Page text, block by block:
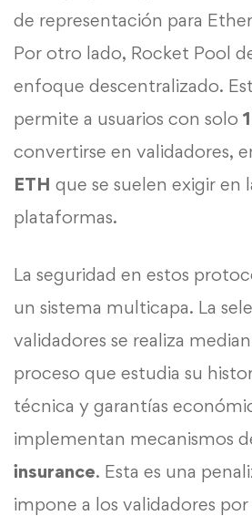
de representación para
Por otro lado, Rocket Pool
enfoque descentralizado.
permite a usuarios con solo
convertirse en validadores,
ETH que se suelen exigir en
plataformas.
La seguridad en estos
un sistema multicapa. La
validadores se realiza
proceso que estudia su
técnica y garantías
implementan mecanismos
insurance. Esta es una
impone a los validadores por